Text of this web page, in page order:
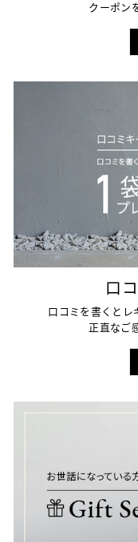
クーポン
口
口コミを書くとレ
正直なご